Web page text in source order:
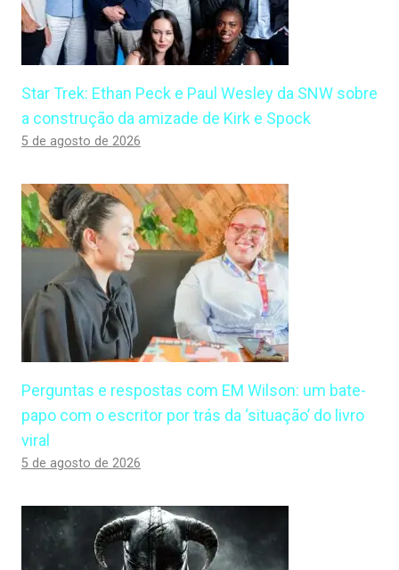
Star Trek: Ethan Peck e Paul Wesley da SNW sobre
a construção da amizade de Kirk e Spock
5 de agosto de 2026
Perguntas e respostas com EM Wilson: um bate-
papo com o escritor por trás da ‘situação’ do livro
viral
5 de agosto de 2026